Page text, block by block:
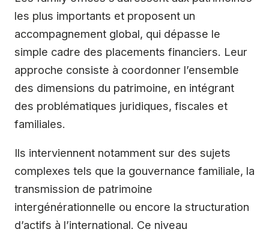
les plus importants et proposent un
accompagnement global, qui dépasse le
simple cadre des placements financiers. Leur
approche consiste à coordonner l’ensemble
des dimensions du patrimoine, en intégrant
des problématiques juridiques, fiscales et
familiales.
Ils interviennent notamment sur des sujets
complexes tels que la gouvernance familiale, la
transmission de patrimoine
intergénérationnelle ou encore la structuration
d’actifs à l’international. Ce niveau